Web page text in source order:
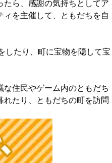
ら、感謝の気持ちとしてア
を主催して、ともだちを自
したり、町に宝物を隠して宝
住民やゲーム内のともだち
たり、ともだちの町を訪問